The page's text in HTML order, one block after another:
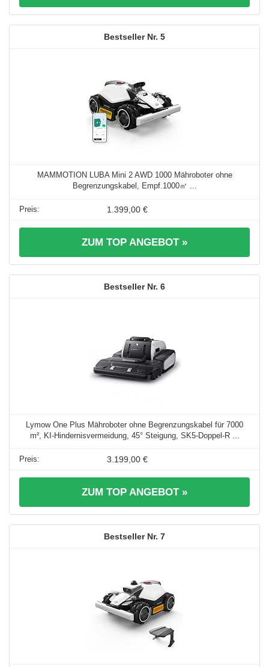
5
MAMMOTION LUBA Mini 2 AWD 1000 Mähroboter ohne
Begrenzungskabel, Empf.1000㎡ ...
1.399,00 €
ZUM TOP ANGEBOT »
6
Lymow One Plus Mähroboter ohne Begrenzungskabel für 7000
m², KI-Hindernisvermeidung, 45° Steigung, SK5-Doppel-R ...
3.199,00 €
ZUM TOP ANGEBOT »
7